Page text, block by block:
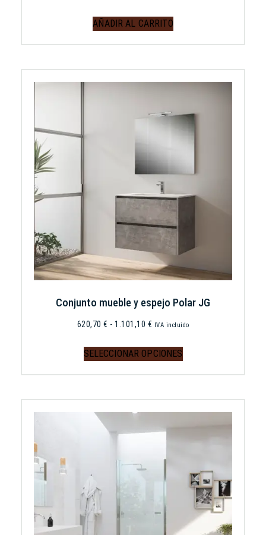
AÑADIR AL CARRITO
Conjunto mueble y espejo Polar JG
620,70 € - 1.101,10 € IVA incluido
SELECCIONAR OPCIONES